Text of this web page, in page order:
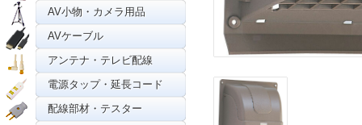
AV小物・カメラ用品
AVケーブル
アンテナ・テレビ配線
電源タップ・延長コード
配線部材・テスター